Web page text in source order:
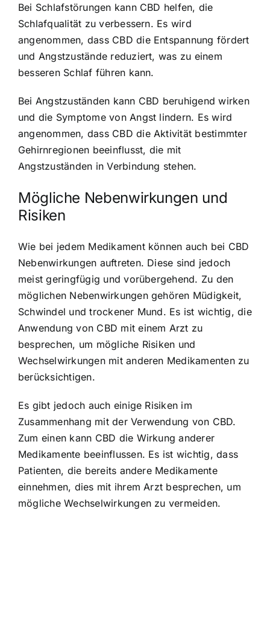
Bei Schlafstörungen kann CBD helfen, die
Schlafqualität zu verbessern. Es wird
angenommen, dass CBD die Entspannung fördert
und Angstzustände reduziert, was zu einem
besseren Schlaf führen kann.
Bei Angstzuständen kann CBD beruhigend wirken
und die Symptome von Angst lindern. Es wird
angenommen, dass CBD die Aktivität bestimmter
Gehirnregionen beeinflusst, die mit
Angstzuständen in Verbindung stehen.
Mögliche Nebenwirkungen und
Risiken
Wie bei jedem Medikament können auch bei CBD
Nebenwirkungen auftreten. Diese sind jedoch
meist geringfügig und vorübergehend. Zu den
möglichen Nebenwirkungen gehören Müdigkeit,
Schwindel und trockener Mund. Es ist wichtig, die
Anwendung von CBD mit einem Arzt zu
besprechen, um mögliche Risiken und
Wechselwirkungen mit anderen Medikamenten zu
berücksichtigen.
Es gibt jedoch auch einige Risiken im
Zusammenhang mit der Verwendung von CBD.
Zum einen kann CBD die Wirkung anderer
Medikamente beeinflussen. Es ist wichtig, dass
Patienten, die bereits andere Medikamente
einnehmen, dies mit ihrem Arzt besprechen, um
mögliche Wechselwirkungen zu vermeiden.